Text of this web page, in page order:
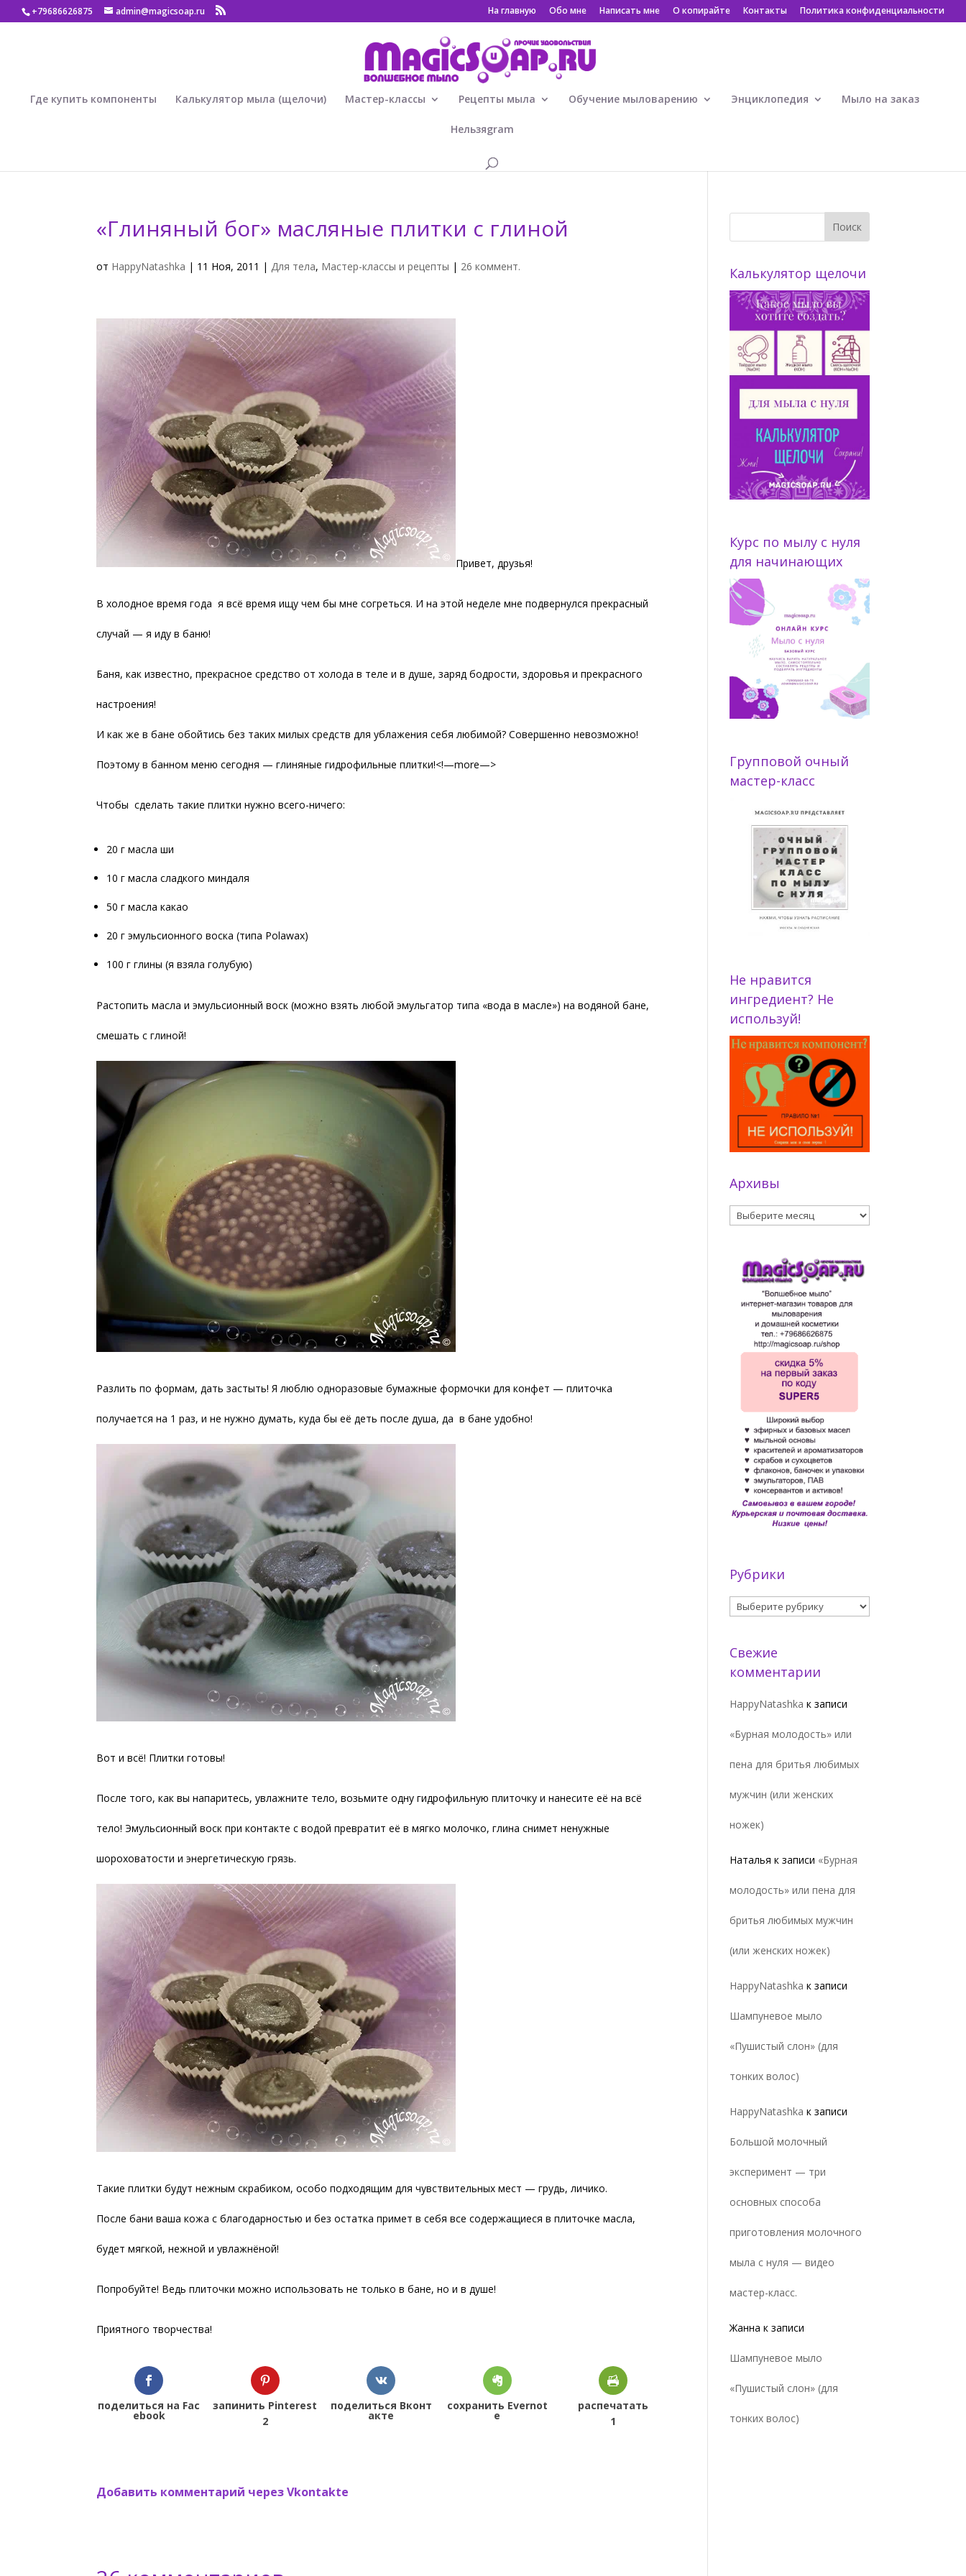
+79686626875 admin@magicsoap.ru На главную Обо мне Написать мне О копирайте Контакты Политика конфиденциальности
Где купить компоненты Калькулятор мыла (щелочи) Мастер-классы Рецепты мыла Обучение мыловарению Энциклопедия Мыло на заказ
Нельзяgram
«Глиняный бог» масляные плитки с глиной
от HappyNatashka | 11 Ноя, 2011 |Для тела, Мастер-классы и рецепты | 26 коммент.
Привет, друзья!
В холодное время года я всё время ищу чем бы мне согреться. И на этой неделе мне подвернулся прекрасный
случай — я иду в баню!
Баня, как известно, прекрасное средство от холода в теле и в душе, заряд бодрости, здоровья и прекрасного
настроения!
И как же в бане обойтись без таких милых средств для ублажения себя любимой? Совершенно невозможно!
Поэтому в банном меню сегодня — глиняные гидрофильные плитки!<!—more—>
Чтобы сделать такие плитки нужно всего-ничего:
20 г масла ши
10 г масла сладкого миндаля
50 г масла какао
20 г эмульсионного воска (типа Polawax)
100 г глины (я взяла голубую)
Растопить масла и эмульсионный воск (можно взять любой эмульгатор типа «вода в масле») на водяной бане,
смешать с глиной!
Разлить по формам, дать застыть! Я люблю одноразовые бумажные формочки для конфет — плиточка
получается на 1 раз, и не нужно думать, куда бы её деть после душа, да в бане удобно!
Вот и всё! Плитки готовы!
После того, как вы напаритесь, увлажните тело, возьмите одну гидрофильную плиточку и нанесите её на всё
тело! Эмульсионный воск при контакте с водой превратит её в мягко молочко, глина снимет ненужные
шороховатости и энергетическую грязь.
Такие плитки будут нежным скрабиком, особо подходящим для чувствительных мест — грудь, личико.
После бани ваша кожа с благодарностью и без остатка примет в себя все содержащиеся в плиточке масла,
будет мягкой, нежной и увлажнёной!
Попробуйте! Ведь плиточки можно использовать не только в бане, но и в душе!
Приятного творчества!
поделиться на Fac
ebook
запинить Pinterest
2
поделиться Вконт
акте
сохранить Evernot
e
распечатать
1
Добавить комментарий через Vkontakte
Калькулятор щелочи
Курс по мылу с нуля
для начинающих
Групповой очный
мастер-класс
Не нравится
ингредиент? Не
используй!
Архивы
Архивы
Рубрики
Рубрики
Свежие
комментарии
HappyNatashka к записи
«Бурная молодость» или
пена для бритья любимых
мужчин (или женских
ножек)
Наталья к записи «Бурная
молодость» или пена для
бритья любимых мужчин
(или женских ножек)
HappyNatashka к записи
Шампуневое мыло
«Пушистый слон» (для
тонких волос)
HappyNatashka к записи
Большой молочный
эксперимент — три
основных способа
приготовления молочного
мыла с нуля — видео
мастер-класс.
Жанна к записи
Шампуневое мыло
«Пушистый слон» (для
тонких волос)